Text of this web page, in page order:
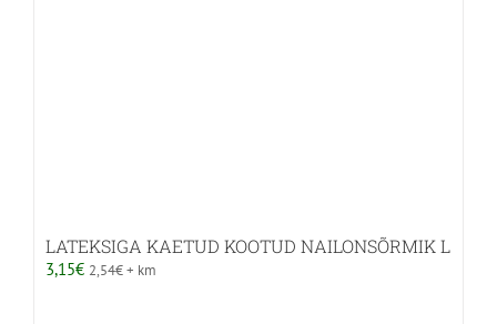
LATEKSIGA KAETUD KOOTUD NAILONSÕRMIK L
3,15€ 2,54€+ km